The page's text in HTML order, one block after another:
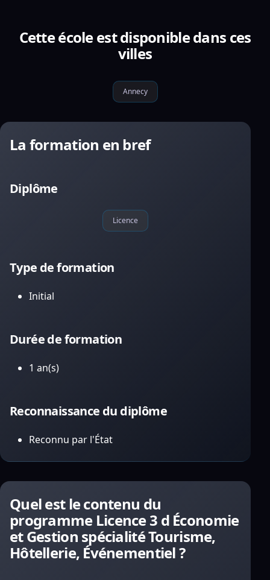
Cette école est disponible dans ces
villes
Annecy
La formation en bref
Diplôme
Licence
Type de formation
Initial
Durée de formation
1 an(s)
Reconnaissance du diplôme
Reconnu par l'État
Quel est le contenu du
programme Licence 3 d Économie
et Gestion spécialité Tourisme,
Hôtellerie, Événementiel ?